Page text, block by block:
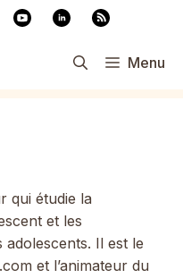
Menu
qui étudie la
et les
Il est le
et l’animateur du